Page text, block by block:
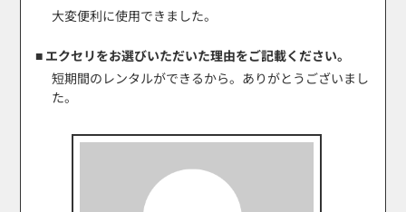
大変便利に使用できました。
■ エクセリをお選びいただいた理由をご記載ください。
短期間のレンタルができるから。ありがとうございまし
た。